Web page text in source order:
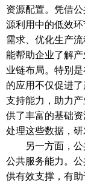
资源配置。凭借
源利用中的低效
需求、优化生产
能帮助企业了解
业链布局。特别
的应用不仅促进
支持能力，助力
供了丰富的基础
处理这些数据，研
另一方面，公
公共服务能力。
供有效支撑，有